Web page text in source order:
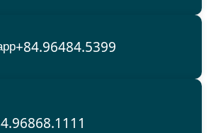
+84.96484.5399